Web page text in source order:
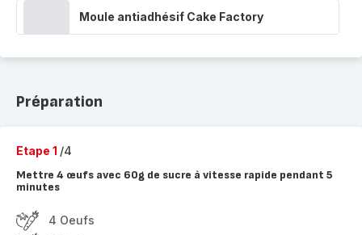
Moule antiadhésif Cake Factory
Préparation
Etape 1 /4
Mettre 4 œufs avec 60g de sucre à vitesse rapide pendant 5
minutes
4 Oeufs